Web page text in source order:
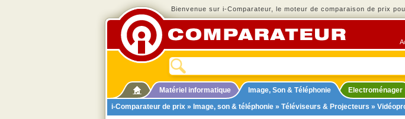
Bienvenue sur i-Comparateur, le moteur de comparaison de prix
Matériel informatique Image, Son & Téléphonie
Electroménager
i-Comparateur de prix » Image, son & téléphonie » Téléviseurs & Projecteurs »